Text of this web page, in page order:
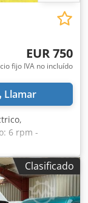
EUR 750
fijo IVA no incluído
Llamar
6 rpm -
-Diámetro del
1 motor
Aofx Afmjck
Clasificado